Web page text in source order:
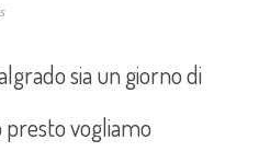
sia un giorno di
vogliamo